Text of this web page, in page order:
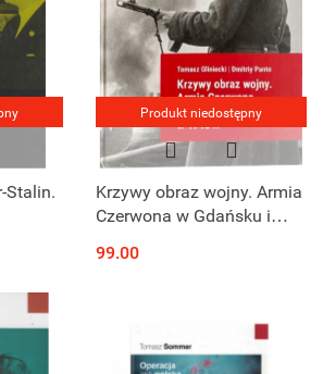
Stalin.
Produkt niedostępny
Krzywy obraz wojny. Armia
Czerwona w Gdańsku i
99.00